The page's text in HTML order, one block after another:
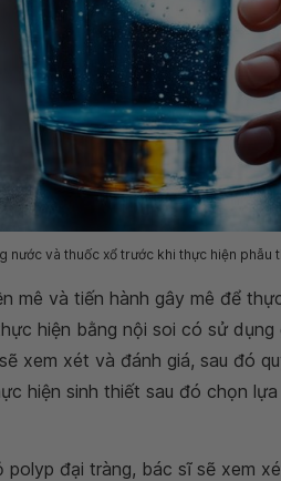
nước và thuốc xổ trước khi thực hiện phẫu
mê và tiến hành gây mê để
hiện bằng nội soi có sử dụng
xem xét và đánh giá, sau đó
hiện sinh thiết sau đó chọn
đại tràng, bác sĩ sẽ xem